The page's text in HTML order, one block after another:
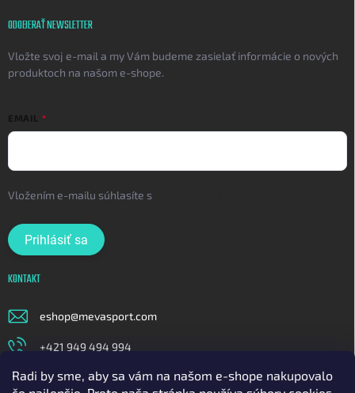
Radi by sme, aby sa vám na našom e-shope nakupovalo
ODOBERAŤ NEWSLETTER
Vložte svoj e-mail a my Vám budeme zasielať informácie o nových
produktoch na našom e-shope.
EMAIL
Vložením e-mailu súhlasíte s
Prihlásiť sa
KONTAKT
eshop@mevasport.com
+421 949 494 994
https://www.facebook.com/mevasportofficial